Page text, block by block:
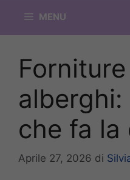
MENU
che fa la
Aprile 27, 2026 di